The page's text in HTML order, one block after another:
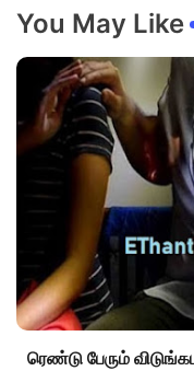
You May Like
ரெண்டு பேரும்